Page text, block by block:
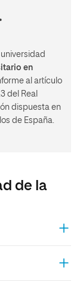
en
al artículo
del Real
dispuesta en
de España.
de la